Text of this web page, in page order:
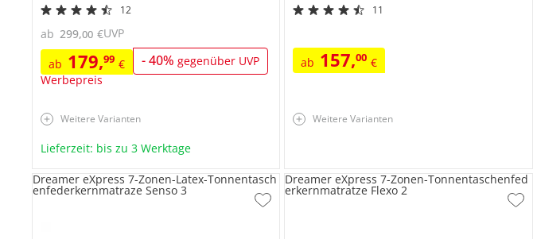
12
ab 179,99 € -40%gegenüber UVP
Werbepreis
ab 299,00 €UVP
Weitere Varianten
Lieferzeit: bis zu 3 Werktage
11
ab 157,00 €
Weitere Varianten
Dreamer eXpress 7-Zonen-Latex-Tonnentasch
enfederkernmatraze Senso 3
Dreamer eXpress 7-Zonen-Tonnentaschenfed
erkernmatratze Flexo 2